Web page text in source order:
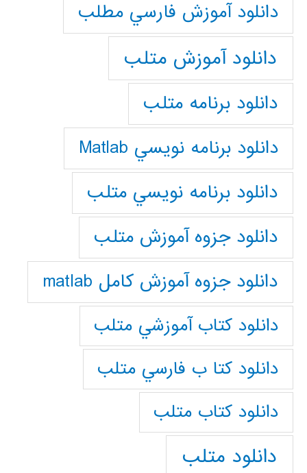
دانلود آموزش فارسي مطلب
دانلود آموزش متلب
دانلود برنامه متلب
دانلود برنامه نويسي Matlab
دانلود برنامه نويسي متلب
دانلود جزوه آموزش متلب
دانلود جزوه آموزش کامل matlab
دانلود كتاب آموزشي متلب
دانلود كتا ب فارسي متلب
دانلود كتاب متلب
دانلود متلب